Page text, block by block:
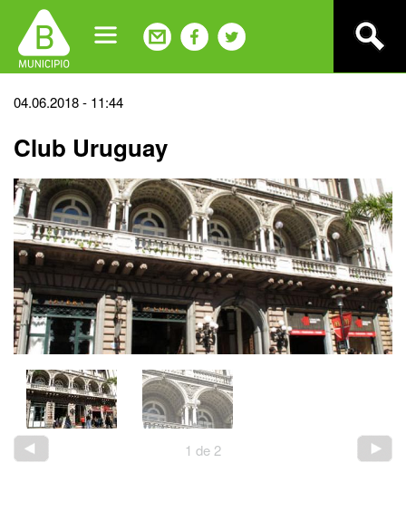
navigation
Back
top
04.06.2018 - 11:44
Club Uruguay
1 de 2